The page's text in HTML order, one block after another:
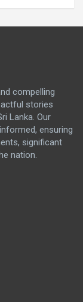
compelling
stories
Lanka. Our
ensuring
significant
nation.